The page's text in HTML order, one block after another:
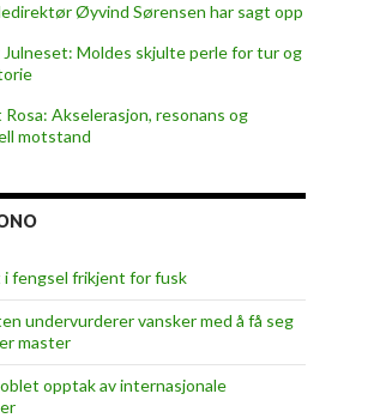
Øyvind Sørensen har sagt opp
Moldes skjulte perle for tur og
Akselerasjon, resonans og
motstand
fengsel frikjent for fusk
undervurderer vansker med å få seg
master
opptak av internasjonale